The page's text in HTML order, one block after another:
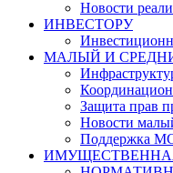
Новости
ИНВЕСТОРУ
МАЛЫЙ И
Защита прав
Новости
Поддержка